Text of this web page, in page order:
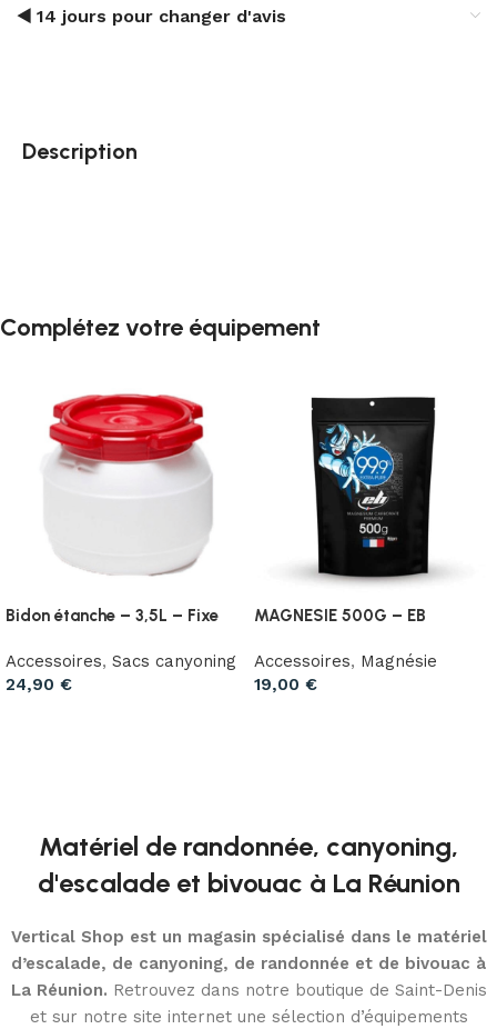
◀️ 14 jours pour changer d'avis
Description
Complétez votre équipement
Bidon étanche – 3,5L – Fixe
Accessoires, Sacs canyoning
24,90 €
MAGNESIE 500G – EB
Accessoires, Magnésie
19,00 €
Matériel de randonnée, canyoning,
d'escalade et bivouac à La Réunion
Vertical Shop est un magasin spécialisé dans le matériel
d’escalade, de canyoning, de randonnée et de bivouac à
La Réunion. Retrouvez dans notre boutique de Saint-Denis
et sur notre site internet une sélection d’équipements